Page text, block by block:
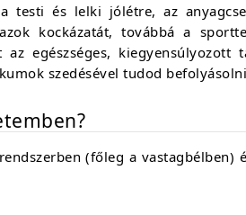
testi és lelki jólétre, az
kockázatát, továbbá a
egészséges,
szedésével tudod
(főleg a